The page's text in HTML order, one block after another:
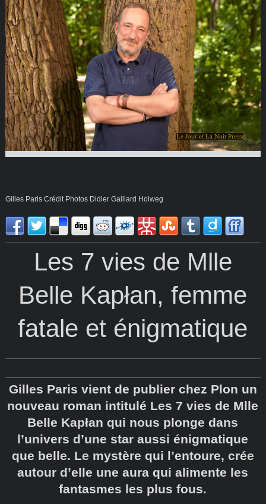
Le Jour et La Nuit Presse
Gilles Paris Crédit Photos Didier Gaillard Holweg
Les 7 vies de Mlle
Belle Kapłan, femme
fatale et énigmatique
Gilles Paris vient de publier chez Plon un
nouveau roman intitulé Les 7 vies de Mlle
Belle Kapłan qui nous plonge dans
l’univers d’une star aussi énigmatique
que belle. Le mystère qui l’entoure, crée
autour d’elle une aura qui alimente les
fantasmes les plus fous.